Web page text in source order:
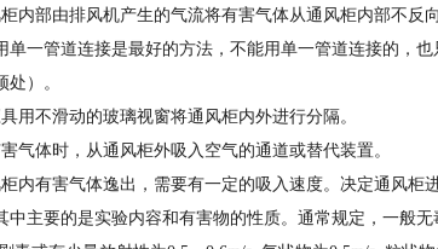
内部由排风机产生的气流将有害气体从通风柜内部不反
一管道连接是最好的方法，不能用单一管道连接的，
）。
用不滑动的玻璃视窗将通风柜内外进行分隔。
气体时，从通风柜外吸入空气的通道或替代装置。
内有害气体逸出，需要有一定的吸入速度。决定通风柜
主要的是实验内容和有害物的性质。通常规定，一般